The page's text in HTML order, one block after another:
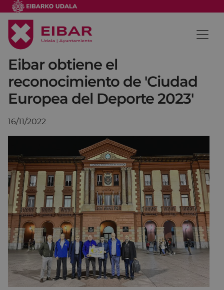
Eibar obtiene el
reconocimiento de 'Ciudad
Europea del Deporte 2023'
16/11/2022